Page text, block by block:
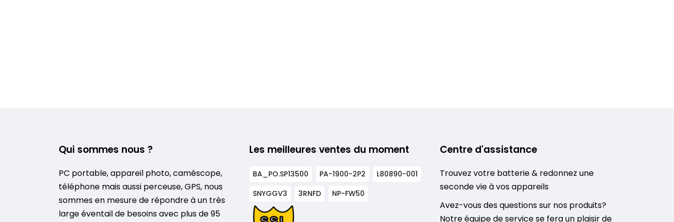
Qui sommes nous ?
PC portable, appareil photo, caméscope,
téléphone mais aussi perceuse, GPS, nous
sommes en mesure de répondre à un très
large éventail de besoins avec plus de 95
Les meilleures ventes du moment
BA_PO.SP13500 PA-1900-2P2
L80890-001
SNYGGV3
3RNFD NP-FW50
Centre d'assistance
Trouvez votre batterie & redonnez une
seconde vie à vos appareils
Avez-vous des questions sur nos produits?
Notre équipe de service se fera un plaisir de